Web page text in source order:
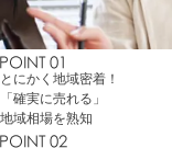
とにかく地域密着！
「確実に売れる」
地域相場を熟知